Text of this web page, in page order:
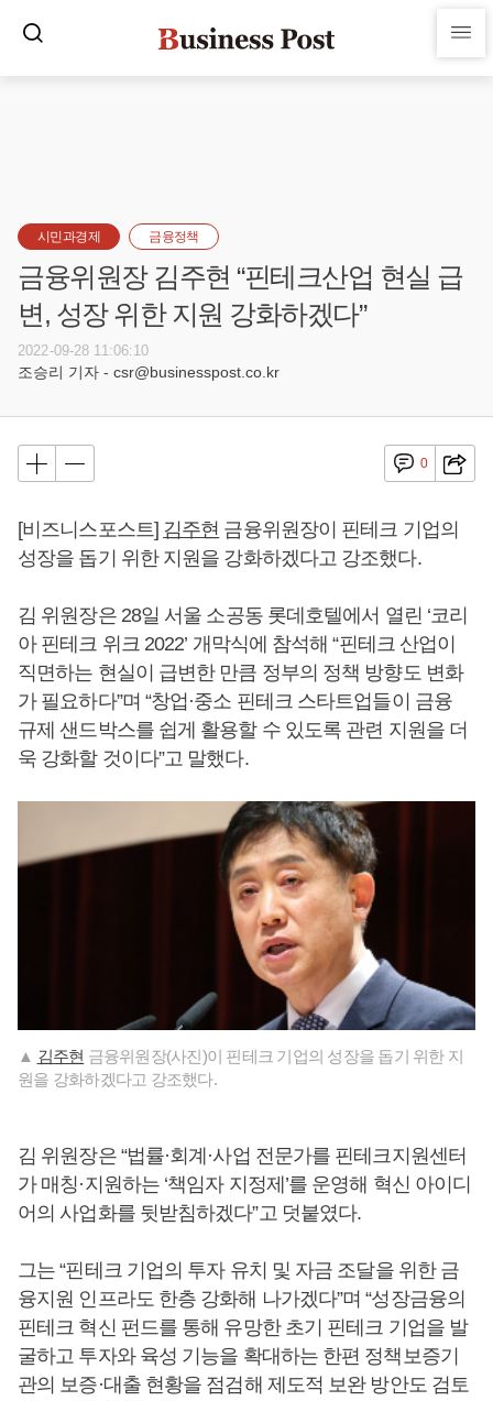
시민과경제 금융정책
금융위원장 김주현 “핀테크산업 현실 급
변, 성장 위한 지원 강화하겠다”
2022-09-28 11:06:10
조승리 기자 - csr@businesspost.co.kr
0
[비즈니스포스트] 김주현 금융위원장이 핀테크 기업의
성장을 돕기 위한 지원을 강화하겠다고 강조했다.
김 위원장은 28일 서울 소공동 롯데호텔에서 열린 ‘코리
아 핀테크 위크 2022’ 개막식에 참석해 “핀테크 산업이
직면하는 현실이 급변한 만큼 정부의 정책 방향도 변화
가 필요하다”며 “창업·중소 핀테크 스타트업들이 금융
규제 샌드박스를 쉽게 활용할 수 있도록 관련 지원을 더
욱 강화할 것이다”고 말했다.
▲ 김주현 금융위원장(사진)이 핀테크 기업의 성장을 돕기 위한 지
원을 강화하겠다고 강조했다.
김 위원장은 “법률·회계·사업 전문가를 핀테크지원센터
가 매칭·지원하는 ‘책임자 지정제’를 운영해 혁신 아이디
어의 사업화를 뒷받침하겠다”고 덧붙였다.
그는 “핀테크 기업의 투자 유치 및 자금 조달을 위한 금
융지원 인프라도 한층 강화해 나가겠다”며 “성장금융의
핀테크 혁신 펀드를 통해 유망한 초기 핀테크 기업을 발
굴하고 투자와 육성 기능을 확대하는 한편 정책보증기
관의 보증·대출 현황을 점검해 제도적 보완 방안도 검토